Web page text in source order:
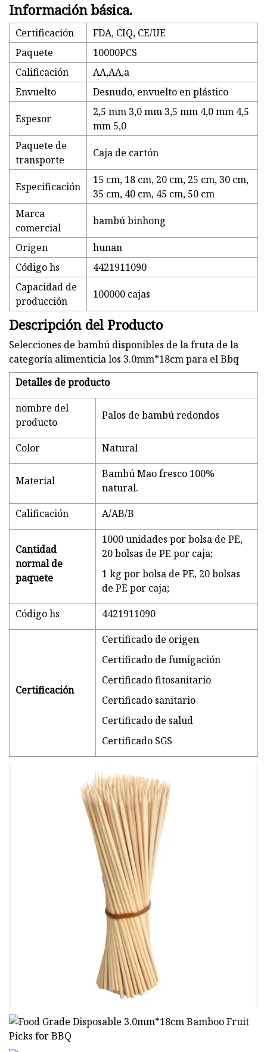
Información básica.
Certificación
FDA, CIQ, CE/UE
Paquete
10000PCS
Calificación
AA,AA,a
Envuelto
Desnudo, envuelto en plástico
Espesor
2,5 mm 3,0 mm 3,5 mm 4,0 mm 4,5
mm 5,0
Paquete de
transporte
Caja de cartón
Especificación
15 cm, 18 cm, 20 cm, 25 cm, 30 cm,
35 cm, 40 cm, 45 cm, 50 cm
Marca
comercial
bambú binhong
Origen
hunan
Código hs
4421911090
Capacidad de
producción
100000 cajas
Descripción del Producto
Selecciones de bambú disponibles de la fruta de la
categoría alimenticia los 3.0mm*18cm para el Bbq
Detalles de producto
nombre del
producto
Palos de bambú redondos
Color Natural
Material
Bambú Mao fresco 100%
natural.
Calificación
A/AB/B
Cantidad
normal de
paquete
1000 unidades por bolsa de PE,
20 bolsas de PE por caja;
1 kg por bolsa de PE, 20 bolsas
de PE por caja;
Código hs
4421911090
Certificación
Certificado de origen
Certificado de fumigación
Certificado fitosanitario
Certificado sanitario
Certificado de salud
Certificado SGS